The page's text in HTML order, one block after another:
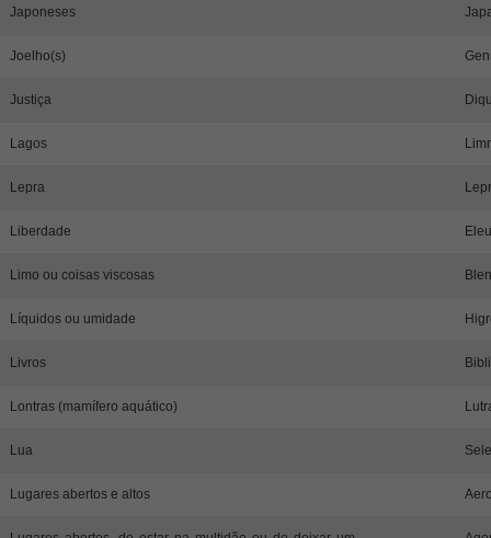
Japoneses
Joelho(s)
Justiça
Lagos
Lepra
Liberdade
Limo ou coisas viscosas
Líquidos ou umidade
Livros
Lontras (mamífero aquático)
Lua
Lugares abertos e altos